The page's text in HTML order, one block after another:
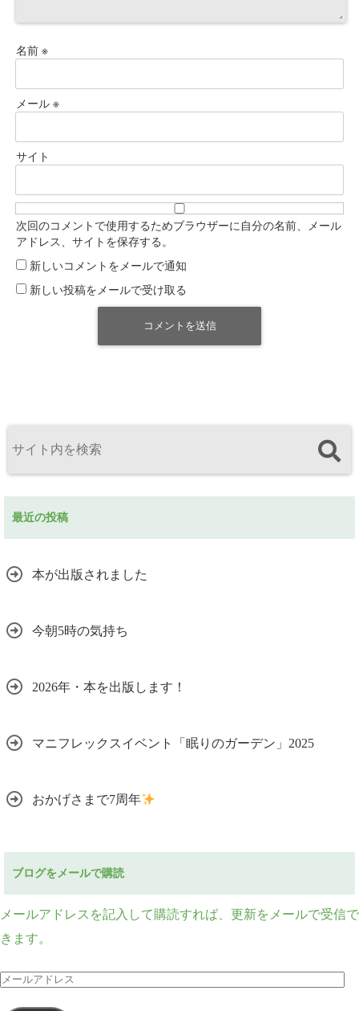
名前 ※
メール ※
サイト
次回のコメントで使用するためブラウザーに自分の名前、メール
アドレス、サイトを保存する。
新しいコメントをメールで通知
新しい投稿をメールで受け取る
最近の投稿
本が出版されました
今朝5時の気持ち
2026年・本を出版します！
マニフレックスイベント「眠りのガーデン」2025
おかげさまで7周年
ブログをメールで購読
メールアドレスを記入して購読すれば、更新をメールで受信で
きます。
メ